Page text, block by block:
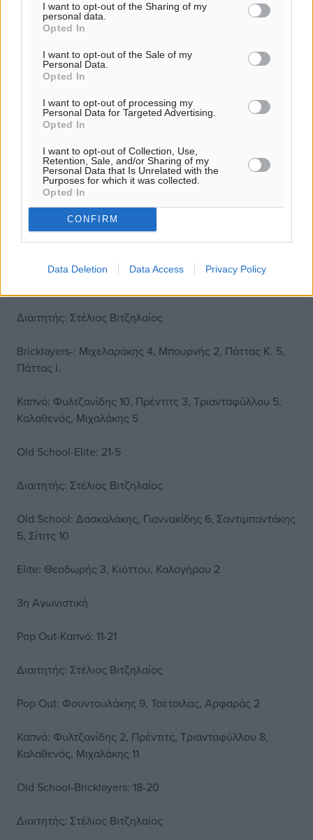
I want to opt-out of the Sharing of my
personal data.
Opted In
I want to opt-out of the Sale of my
Personal Data.
Opted In
I want to opt-out of processing my
Personal Data for Targeted Advertising.
Opted In
I want to opt-out of Collection, Use,
Retention, Sale, and/or Sharing of my
Personal Data that Is Unrelated with the
Purposes for which it was collected.
Opted In
CONFIRM
Data Deletion Data Access Privacy Policy
Old School: Δασκαλάκης 8, Γιαννακίδης 8,
Σαντιμπαντάκης 3, Σίτιτς
Καπνό: Φυλτζανίδης 5, Πρέντιτς, Τριανταφύλλου 12,
Καλαθενός, Μιχαλάκης 4
Pop Out-Elite: 19-15
Διαιτητής: Στέλιος Βιτζηλαίος
Pop Out: Φουντουλάκης 9, Τσέτσιλας 3, Αρφαράς 7
Elite: Θεοδωρής 6, Κιόττου 4, Καλογήρου 5
Διαιτητής: Στέλιος Βιτζηλαίος
Bricklayers-: Μιχελαράκης 4, Μπουρνής 2, Πάττας Κ. 5,
Πάττας Ι.
Καπνό: Φυλτζανίδης 10, Πρέντιτς 3, Τριανταφύλλου 5,
Καλαθενός, Μιχαλάκης 5
Old School-Elite: 21-5
Διαιτητής: Στέλιος Βιτζηλαίος
Old School: Δασκαλάκης, Γιαννακίδης 6, Σαντιμπαντάκης
5, Σίτιτς 10
Elite: Θεοδωρής 3, Κιόττου, Καλογήρου 2
3η Αγωνιστική
Pop Out-Καπνό: 11-21
Διαιτητής: Στέλιος Βιτζηλαίος
Pop Out: Φουντουλάκης 9, Τσέτσιλας, Αρφαράς 2
Καπνό: Φυλτζανίδης 2, Πρέντιτς, Τριανταφύλλου 8,
Καλαθενός, Μιχαλάκης 11
Old School-Bricklayers: 18-20
Διαιτητής: Στέλιος Βιτζηλαίος